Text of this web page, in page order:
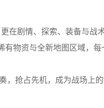
在剧情、探索、装备与战
物资与全新地图区域，
抢占先机，成为战场上的“